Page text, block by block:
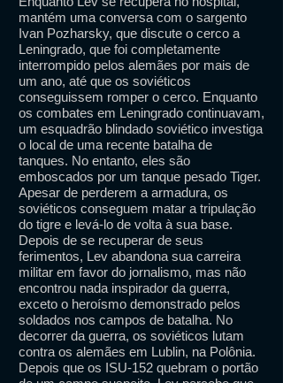
mantém uma conversa com o sargento
Ivan Pozharsky, que discute o cerco a
Leningrado, que foi completamente
interrompido pelos alemães por mais de
um ano, até que os soviéticos
conseguissem romper o cerco. Enquanto
os combates em Leningrado continuavam,
um esquadrão blindado soviético investiga
o local de uma recente batalha de
tanques. No entanto, eles são
emboscados por um tanque pesado Tiger.
Apesar de perderem a armadura, os
soviéticos conseguem matar a tripulação
do tigre e levá-lo de volta à sua base.
Depois de se recuperar de seus
ferimentos, Lev abandona sua carreira
militar em favor do jornalismo, mas não
encontrou nada inspirador da guerra,
exceto o heroísmo demonstrado pelos
soldados nos campos de batalha. No
decorrer da guerra, os soviéticos lutam
contra os alemães em Lublin, na Polônia.
Depois que os ISU-152 quebram o portão